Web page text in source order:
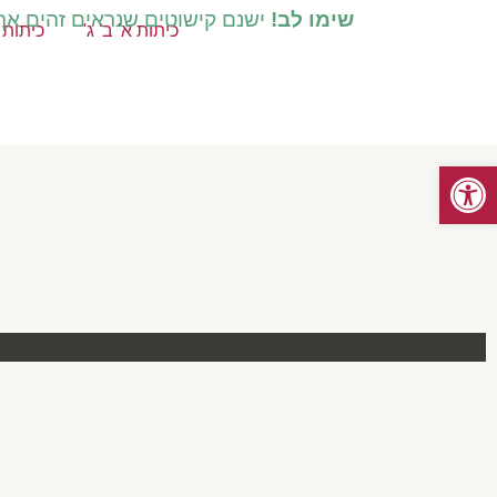
פתח סרגל נגישות
שימו לב! ישנם קישוטים שנראים זהים
כיתות א' ב' ג'